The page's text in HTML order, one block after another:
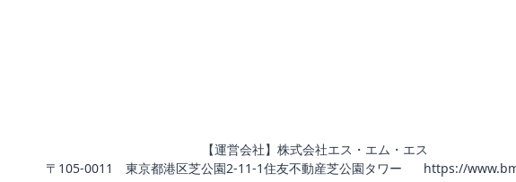
【運営会社】株式会社エス・エム・エス
〒105-0011 東京都港区芝公園2-11-1住友不動産芝公園タワー
https://